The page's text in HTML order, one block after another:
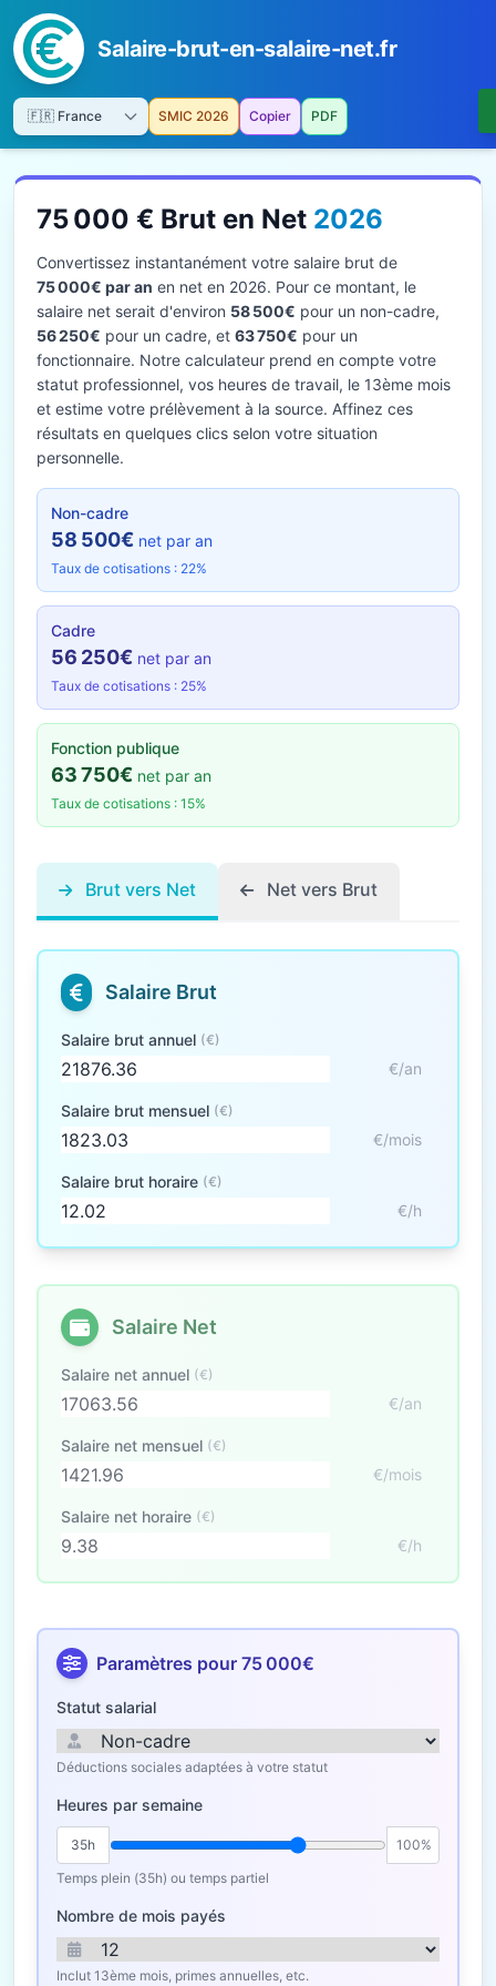
Salaire-brut-en-salaire-net.fr
SMIC 2026 Copier PDF
75 000 € Brut en Net 2026
Convertissez instantanément votre salaire brut de
75 000€ par an en net en 2026. Pour ce montant, le
salaire net serait d'environ 58 500€ pour un non-cadre,
56 250€ pour un cadre, et 63 750€ pour un
fonctionnaire. Notre calculateur prend en compte votre
statut professionnel, vos heures de travail, le 13ème mois
et estime votre prélèvement à la source. Affinez ces
résultats en quelques clics selon votre situation
personnelle.
Non-cadre
58 500€ net par an
Taux de cotisations : 22%
Cadre
56 250€ net par an
Taux de cotisations : 25%
Fonction publique
63 750€ net par an
Taux de cotisations : 15%
Brut vers Net Net vers Brut
Salaire Brut
Salaire brut annuel (€)
€/an
Salaire brut mensuel (€)
€/mois
Salaire brut horaire (€)
€/h
Salaire Net
Salaire net annuel (€)
€/an
Salaire net mensuel (€)
€/mois
Salaire net horaire (€)
€/h
Paramètres pour 75 000€
Statut salarial
Déductions sociales adaptées à votre statut
Heures par semaine
35h
100%
Temps plein (35h) ou temps partiel
Nombre de mois payés
Inclut 13ème mois, primes annuelles, etc.